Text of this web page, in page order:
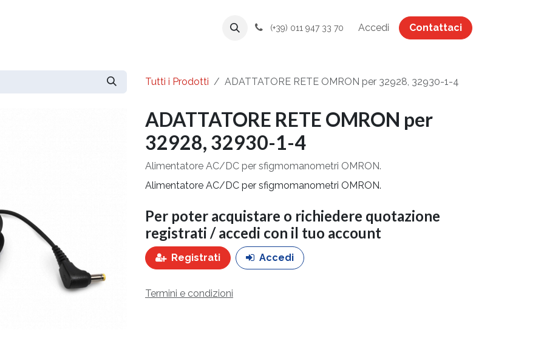
(+39) 011 947 33 70 Accedi Contattaci
Tutti i Prodotti ADATTATORE RETE OMRON per 32928, 32930-1-4
ADATTATORE RETE OMRON per
32928, 32930-1-4
Alimentatore AC/DC per sfigmomanometri OMRON.
Alimentatore AC/DC per sfigmomanometri OMRON.
Per poter acquistare o richiedere quotazione
registrati / accedi con il tuo account
Registrati Accedi
Termini e condizioni